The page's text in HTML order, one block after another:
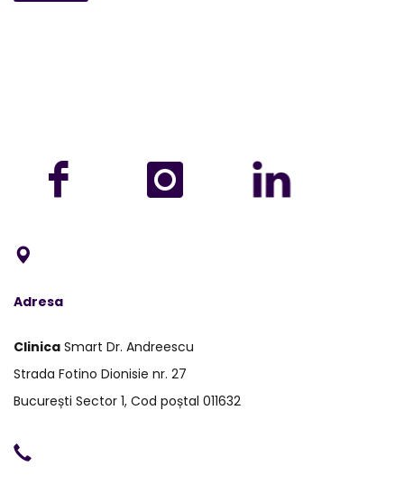
Adresa
Clinica Smart Dr. Andreescu
Strada Fotino Dionisie nr. 27
București Sector 1, Cod poștal 011632